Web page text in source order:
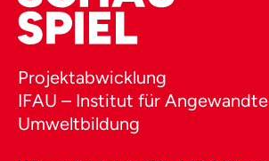
Projektabwicklung
IFAU – Institut für Angewandte
Umweltbildung